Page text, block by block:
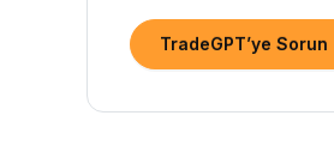
TradeGPT’ye Sorun